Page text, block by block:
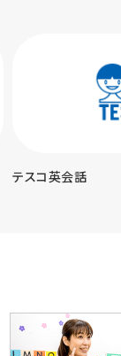
テスコ英会話